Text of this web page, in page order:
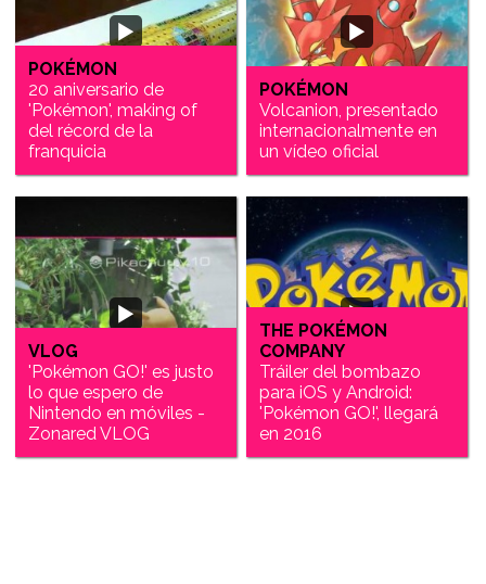
POKÉMON
20 aniversario de
'Pokémon', making of
del récord de la
franquicia
POKÉMON
Volcanion, presentado
internacionalmente en
un vídeo oficial
VLOG
'Pokémon GO!' es justo
lo que espero de
Nintendo en móviles -
Zonared VLOG
THE POKÉMON
COMPANY
Tráiler del bombazo
para iOS y Android:
'Pokémon GO!', llegará
en 2016